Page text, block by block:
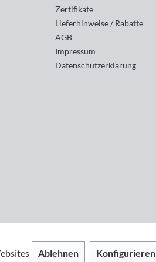
Zertifikate
Lieferhinweise / Rabatte
AGB
Impressum
Datenschutzerklärung
Ablehnen Konfigurieren